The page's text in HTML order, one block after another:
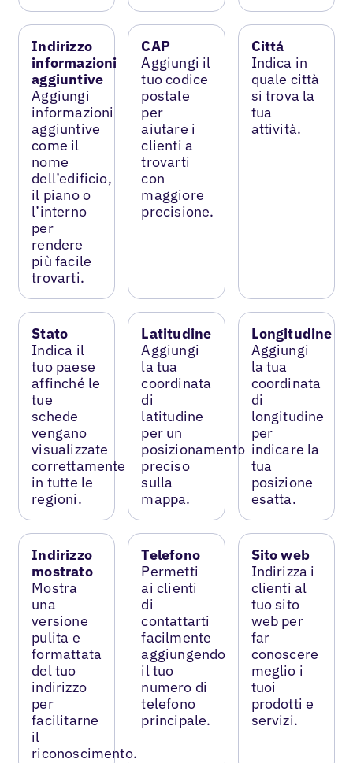
Indirizzo
informazioni
aggiuntive
Aggiungi
informazioni
aggiuntive
come il
nome
dell’edificio,
il piano o
l’interno
per
rendere
più facile
trovarti.
CAP
Aggiungi il
tuo codice
postale
per
aiutare i
clienti a
trovarti
con
maggiore
precisione.
Cittá
Indica in
quale città
si trova la
tua
attività.
Stato
Indica il
tuo paese
affinché le
tue
schede
vengano
visualizzate
correttamente
in tutte le
regioni.
Latitudine
Aggiungi
la tua
coordinata
di
latitudine
per un
posizionamento
preciso
sulla
mappa.
Longitudine
Aggiungi
la tua
coordinata
di
longitudine
per
indicare la
tua
posizione
esatta.
Indirizzo
mostrato
Mostra
una
versione
pulita e
formattata
del tuo
indirizzo
per
facilitarne
il
riconoscimento.
Telefono
Permetti
ai clienti
di
contattarti
facilmente
aggiungendo
il tuo
numero di
telefono
principale.
Sito web
Indirizza i
clienti al
tuo sito
web per
far
conoscere
meglio i
tuoi
prodotti e
servizi.